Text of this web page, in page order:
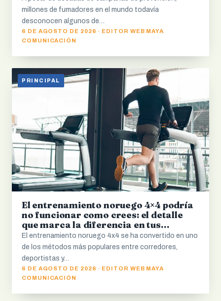
millones de fumadores en el mundo todavía
desconocen algunos de…
6 DE AGOSTO DE 2026 · EDITOR WEB MAYA
COMUNICACIÓN
PRINCIPAL
El entrenamiento noruego 4×4 podría
no funcionar como crees: el detalle
que marca la diferencia en tus
resultados
El entrenamiento noruego 4x4 se ha convertido en uno
de los métodos más populares entre corredores,
deportistas y…
6 DE AGOSTO DE 2026 · EDITOR WEB MAYA
COMUNICACIÓN